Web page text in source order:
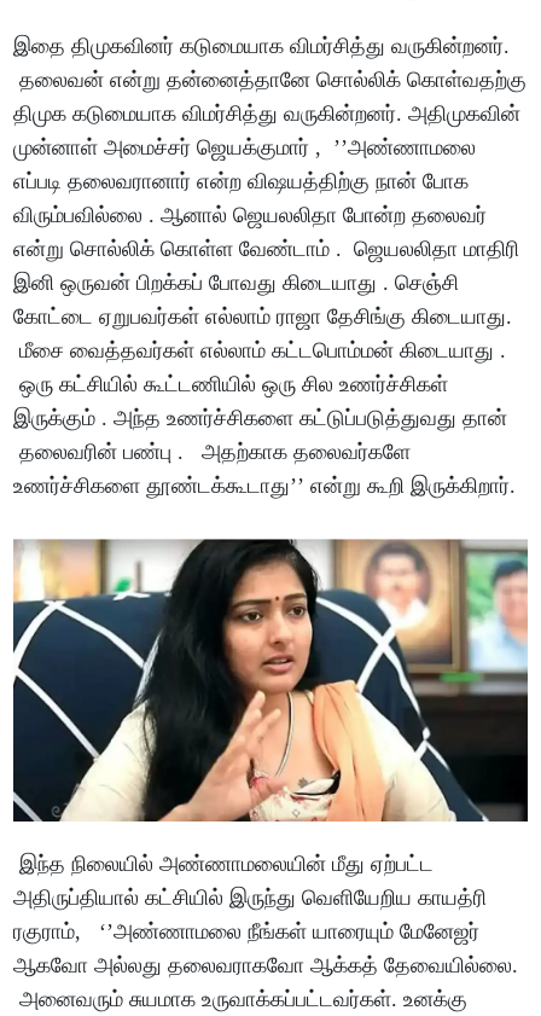
இதை திமுகவினர் கடுமையாக விமர்சித்து வருகின்றனர்.
தலைவன் என்று தன்னைத்தானே சொல்லிக் கொள்வதற்கு
திமுக கடுமையாக விமர்சித்து வருகின்றனர். அதிமுகவின்
முன்னாள் அமைச்சர் ஜெயக்குமார் , ’’அண்ணாமலை
எப்படி தலைவரானார் என்ற விஷயத்திற்கு நான் போக
விரும்பவில்லை . ஆனால் ஜெயலலிதா போன்ற தலைவர்
என்று சொல்லிக் கொள்ள வேண்டாம் . ஜெயலலிதா மாதிரி
இனி ஒருவன் பிறக்கப் போவது கிடையாது . செஞ்சி
கோட்டை ஏறுபவர்கள் எல்லாம் ராஜா தேசிங்கு கிடையாது.
மீசை வைத்தவர்கள் எல்லாம் கட்டபொம்மன் கிடையாது .
ஒரு கட்சியில் கூட்டணியில் ஒரு சில உணர்ச்சிகள்
இருக்கும் . அந்த உணர்ச்சிகளை கட்டுப்படுத்துவது தான்
தலைவரின் பண்பு . அதற்காக தலைவர்களே
உணர்ச்சிகளை தூண்டக்கூடாது’’ என்று கூறி இருக்கிறார்.
இந்த நிலையில் அண்ணாமலையின் மீது ஏற்பட்ட
அதிருப்தியால் கட்சியில் இருந்து வெளியேறிய காயத்ரி
ரகுராம், ‘’அண்ணாமலை நீங்கள் யாரையும் மேனேஜர்
ஆகவோ அல்லது தலைவராகவோ ஆக்கத் தேவையில்லை.
அனைவரும் சுயமாக உருவாக்கப்பட்டவர்கள். உனக்கு